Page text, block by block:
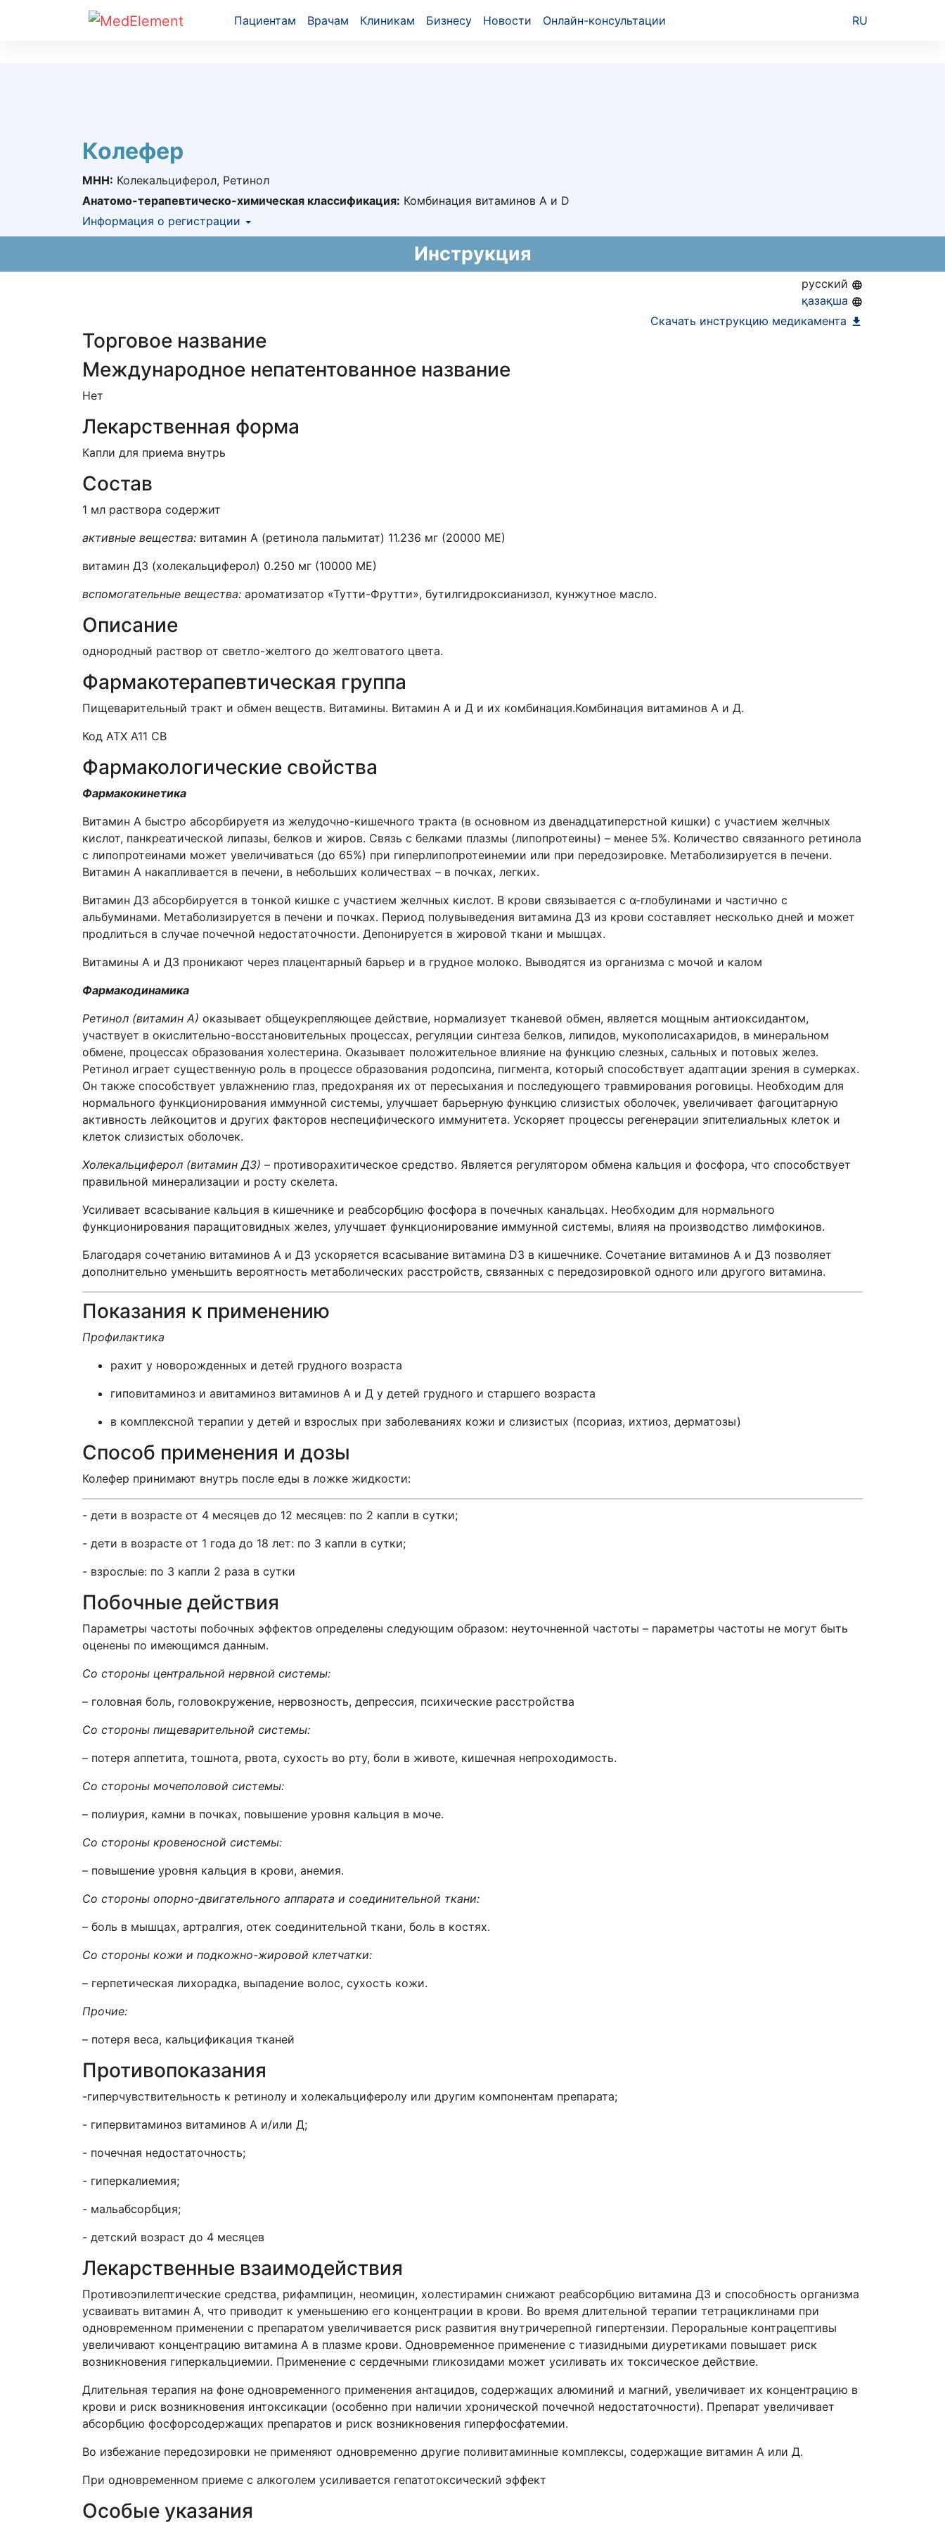
Пациентам Врачам Клиникам Бизнесу Новости Онлайн-консультации RU
Колефер
МНН: Колекальциферол, Ретинол
Анатомо-терапевтическо-химическая классификация: Комбинация витаминов A и D
Информация о регистрации
Инструкция
русский
қазақша
Скачать инструкцию медикамента
Торговое название
Международное непатентованное название
Нет
Лекарственная форма
Капли для приема внутрь
Состав
1 мл раствора содержит
активные вещества: витамин А (ретинола пальмитат) 11.236 мг (20000 МЕ)
витамин Д3 (холекальциферол) 0.250 мг (10000 МЕ)
вспомогательные вещества: ароматизатор «Тутти-Фрутти», бутилгидроксианизол, кунжутное масло.
Описание
однородный раствор от светло-желтого до желтоватого цвета.
Фармакотерапевтическая группа
Пищеварительный тракт и обмен веществ. Витамины. Витамин А и Д и их комбинация.Комбинация витаминов А и Д.
Код АТХ А11 СВ
Фармакологические свойства
Фармакокинетика
Витамин А быстро абсорбируетя из желудочно-кишечного тракта (в основном из двенадцатиперстной кишки) с участием желчных
кислот, панкреатической липазы, белков и жиров. Связь с белками плазмы (липопротеины) – менее 5%. Количество связанного ретинола
с липопротеинами может увеличиваться (до 65%) при гиперлипопротеинемии или при передозировке. Метаболизируется в печени.
Витамин А накапливается в печени, в небольших количествах – в почках, легких.
Витамин Д3 абсорбируется в тонкой кишке с участием желчных кислот. В крови связывается с α-глобулинами и частично с
альбуминами. Метаболизируется в печени и почках. Период полувыведения витамина Д3 из крови составляет несколько дней и может
продлиться в случае почечной недостаточности. Депонируется в жировой ткани и мышцах.
Витамины А и Д3 проникают через плацентарный барьер и в грудное молоко. Выводятся из организма с мочой и калом
Фармакодинамика
Ретинол (витамин А) оказывает общеукрепляющее действие, нормализует тканевой обмен, является мощным антиоксидантом,
участвует в окислительно-восстановительных процессах, регуляции синтеза белков, липидов, мукополисахаридов, в минеральном
обмене, процессах образования холестерина. Оказывает положительное влияние на функцию слезных, сальных и потовых желез.
Ретинол играет существенную роль в процессе образования родопсина, пигмента, который способствует адаптации зрения в сумерках.
Он также способствует увлажнению глаз, предохраняя их от пересыхания и последующего травмирования роговицы. Необходим для
нормального функционирования иммунной системы, улучшает барьерную функцию слизистых оболочек, увеличивает фагоцитарную
активность лейкоцитов и других факторов неспецифического иммунитета. Ускоряет процессы регенерации эпителиальных клеток и
клеток слизистых оболочек.
Холекальциферол (витамин Д3) – противорахитическое средство. Является регулятором обмена кальция и фосфора, что способствует
правильной минерализации и росту скелета.
Усиливает всасывание кальция в кишечнике и реабсорбцию фосфора в почечных канальцах. Необходим для нормального
функционирования паращитовидных желез, улучшает функционирование иммунной системы, влияя на производство лимфокинов.
Благодаря сочетанию витаминов А и Д3 ускоряется всасывание витамина D3 в кишечнике. Сочетание витаминов А и Д3 позволяет
дополнительно уменьшить вероятность метаболических расстройств, связанных с передозировкой одного или другого витамина.
Показания к применению
Профилактика
рахит у новорожденных и детей грудного возраста
гиповитаминоз и авитаминоз витаминов А и Д у детей грудного и старшего возраста
в комплексной терапии у детей и взрослых при заболеваниях кожи и слизистых (псориаз, ихтиоз, дерматозы)
Способ применения и дозы
Колефер принимают внутрь после еды в ложке жидкости:
- дети в возрасте от 4 месяцев до 12 месяцев: по 2 капли в сутки;
- дети в возрасте от 1 года до 18 лет: по 3 капли в сутки;
- взрослые: по 3 капли 2 раза в сутки
Побочные действия
Параметры частоты побочных эффектов определены следующим образом: неуточненной частоты – параметры частоты не могут быть
оценены по имеющимся данным.
Со стороны центральной нервной системы:
– головная боль, головокружение, нервозность, депрессия, психические расстройства
Со стороны пищеварительной системы:
– потеря аппетита, тошнота, рвота, сухость во рту, боли в животе, кишечная непроходимость.
Со стороны мочеполовой системы:
– полиурия, камни в почках, повышение уровня кальция в моче.
Со стороны кровеносной системы:
– повышение уровня кальция в крови, анемия.
Со стороны опорно-двигательного аппарата и соединительной ткани:
– боль в мышцах, артралгия, отек соединительной ткани, боль в костях.
Со стороны кожи и подкожно-жировой клетчатки:
– герпетическая лихорадка, выпадение волос, сухость кожи.
Прочие:
– потеря веса, кальцификация тканей
Противопоказания
-гиперчувствительность к ретинолу и холекальциферолу или другим компонентам препарата;
- гипервитаминоз витаминов А и/или Д;
- почечная недостаточность;
- гиперкалиемия;
- мальабсорбция;
- детский возраст до 4 месяцев
Лекарственные взаимодействия
Противоэпилептические средства, рифампицин, неомицин, холестирамин снижают реабсорбцию витамина Д3 и способность организма
усваивать витамин А, что приводит к уменьшению его концентрации в крови. Во время длительной терапии тетрациклинами при
одновременном применении с препаратом увеличивается риск развития внутричерепной гипертензии. Пероральные контрацептивы
увеличивают концентрацию витамина А в плазме крови. Одновременное применение с тиазидными диуретиками повышает риск
возникновения гиперкальциемии. Применение с сердечными гликозидами может усиливать их токсическое действие.
Длительная терапия на фоне одновременного применения антацидов, содержащих алюминий и магний, увеличивает их концентрацию в
крови и риск возникновения интоксикации (особенно при наличии хронической почечной недостаточности). Препарат увеличивает
абсорбцию фосфорсодержащих препаратов и риск возникновения гиперфосфатемии.
Во избежание передозировки не применяют одновременно другие поливитаминные комплексы, содержащие витамин А или Д.
При одновременном приеме с алкоголем усиливается гепатотоксический эффект
Особые указания